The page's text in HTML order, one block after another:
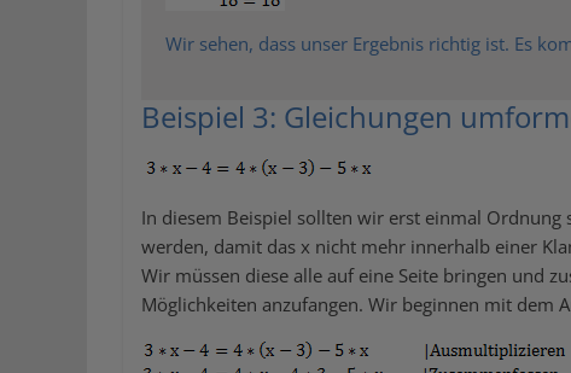
Wir sehen, dass unser Ergebnis richtig ist. Es
Beispiel 3: Gleichungen
In diesem Beispiel sollten wir erst einmal
werden, damit das x nicht mehr innerhalb einer
Wir müssen diese alle auf eine Seite bringen und
Möglichkeiten anzufangen. Wir beginnen mit dem